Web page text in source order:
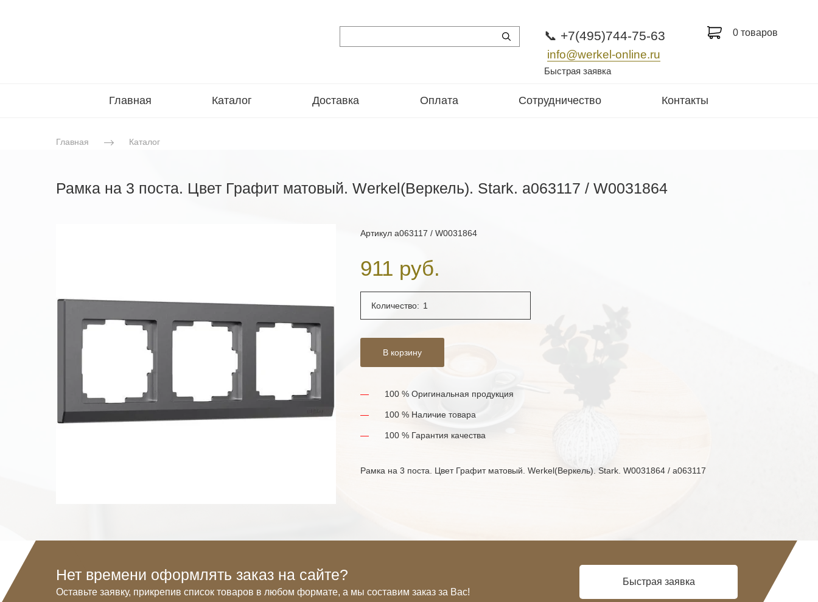
📞 +7(495)744-75-63
info@werkel-online.ru
Быстрая заявка
0 товаров
Главная Каталог Доставка Оплата Сотрудничество Контакты
Главная Каталог
Рамка на 3 поста. Цвет Графит матовый. Werkel(Веркель). Stark. a063117 / W0031864
Артикул a063117 / W0031864
911 руб.
Количество:
В корзину
100 % Оригинальная продукция
100 % Наличие товара
100 % Гарантия качества
Рамка на 3 поста. Цвет Графит матовый. Werkel(Веркель). Stark. W0031864 / a063117
Нет времени оформлять заказ на сайте?
Оставьте заявку, прикрепив список товаров в любом формате, а мы составим заказ за Вас!
Быстрая заявка